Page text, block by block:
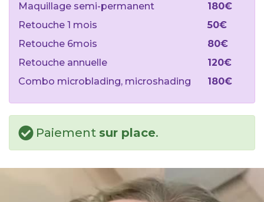
Maquillage semi-permanent
180€
Retouche 1 mois
50€
Retouche 6mois
80€
Retouche annuelle
120€
Combo microblading, microshading
180€
Paiement sur place.